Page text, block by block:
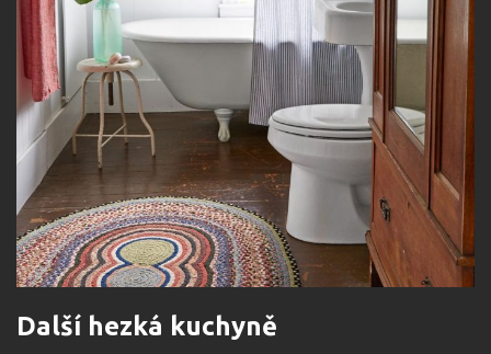
Další hezká kuchyně